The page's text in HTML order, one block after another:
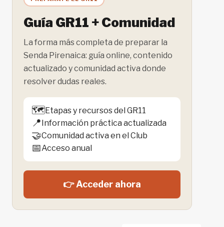
Guía GR11 + Comunidad
La forma más completa de preparar la
Senda Pirenaica: guía online, contenido
actualizado y comunidad activa donde
resolver dudas reales.
🗺️Etapas y recursos del GR11
📍Información práctica actualizada
🤝Comunidad activa en el Club
📅Acceso anual
👉 Acceder ahora